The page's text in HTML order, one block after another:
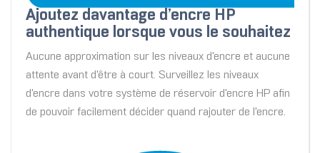
Ajoutez davantage d’encre HP
authentique lorsque vous le souhaitez
Aucune approximation sur les niveaux d'encre et aucune
attente avant d'être à court. Surveillez les niveaux
d'encre dans votre système de réservoir d'encre HP afin
de pouvoir facilement décider quand rajouter de l'encre.